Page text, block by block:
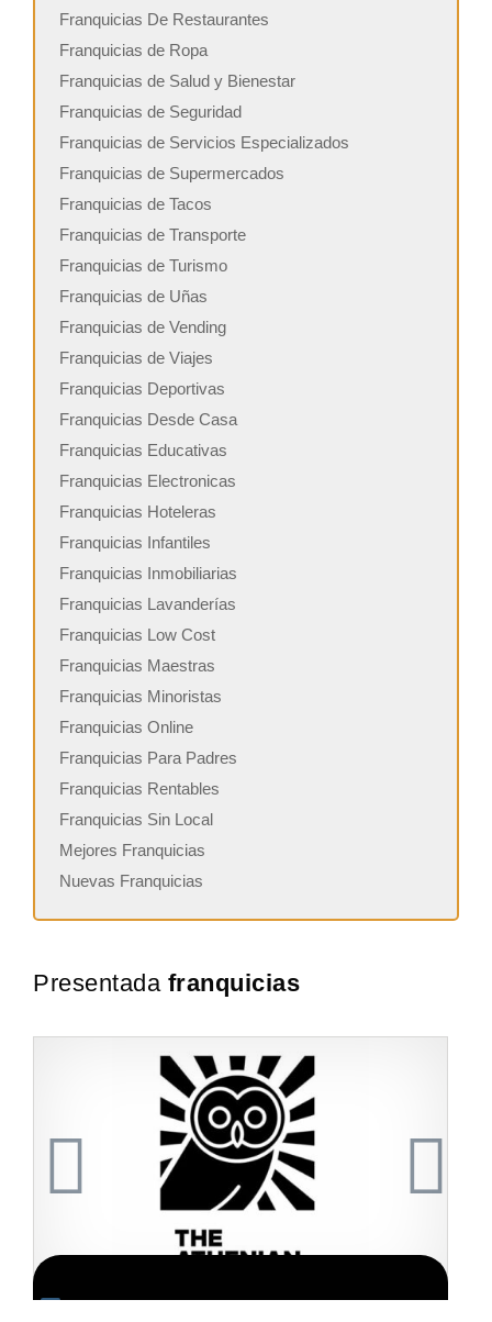
Franquicias De Restaurantes
Franquicias de Ropa
Franquicias de Salud y Bienestar
Franquicias de Seguridad
Franquicias de Servicios Especializados
Franquicias de Supermercados
Franquicias de Tacos
Franquicias de Transporte
Franquicias de Turismo
Franquicias de Uñas
Franquicias de Vending
Franquicias de Viajes
Franquicias Deportivas
Franquicias Desde Casa
Franquicias Educativas
Franquicias Electronicas
Franquicias Hoteleras
Franquicias Infantiles
Franquicias Inmobiliarias
Franquicias Lavanderías
Franquicias Low Cost
Franquicias Maestras
Franquicias Minoristas
Franquicias Online
Franquicias Para Padres
Franquicias Rentables
Franquicias Sin Local
Mejores Franquicias
Nuevas Franquicias
Presentada franquicias